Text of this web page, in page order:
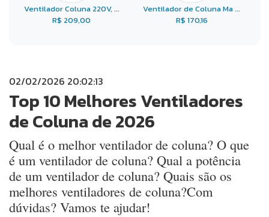
Ventilador Coluna 220V, ...
R$ 209,00
Ventilador de Coluna Ma ...
R$ 170,16
02/02/2026 20:02:13
Top 10 Melhores Ventiladores
de Coluna de 2026
Qual é o melhor ventilador de coluna? O que
é um ventilador de coluna? Qual a potência
de um ventilador de coluna? Quais são os
melhores ventiladores de coluna?Com
dúvidas? Vamos te ajudar!